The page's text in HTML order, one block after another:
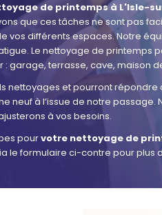
de printemps à L'Isle-
que ces tâches ne sont pas
vos différents espaces. Notre
Le nettoyage de printemps
garage, terrasse, cave, maison
nettoyages et pourront répondre
neuf à l’issue de notre passage.
à vos besoins.
pourvotre nettoyage de
le formulaire ci-contre pour plus